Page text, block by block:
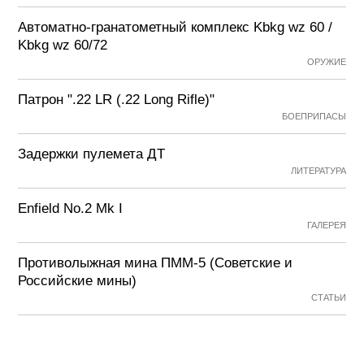
Автоматно-гранатометный комплекс Kbkg wz 60 /
Kbkg wz 60/72
ОРУЖИЕ
Патрон ".22 LR (.22 Long Rifle)"
БОЕПРИПАСЫ
Задержки пулемета ДТ
ЛИТЕРАТУРА
Enfield No.2 Mk I
ГАЛЕРЕЯ
Противолыжная мина ПММ-5 (Советские и
Российские мины)
СТАТЬИ